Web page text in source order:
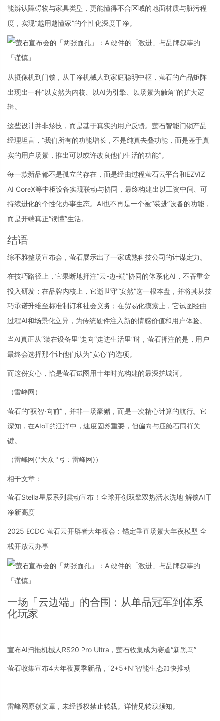
能辨认障碍物与家具类型，更能懂得不合区域的地面材质与脏污程
度，实现“越用越懂家”的个性化深度干净。
从摄像机到门锁，从干净机械人到家庭聪明中枢，萤石的产品矩阵
出现出一种“以安然为内核、以AI为引擎、以场景为触角”的扩大逻
辑。
这些设计并非炫技，而是基于真实的用户反馈。萤石智能门锁产品
经理坦言，“我们所有的功能增长，不是纯真去叠功能，而是基于真
实的用户场景，推出可以或许改良他们生活的功能”。
每一款新品都不是孤立的存在，而是经由过程萤石云平台和EZVIZ
AI CoreX等中枢设备实现联动与协同，最终构建出以工资中间、可
持续进化的个性化办事生态。AI也不再是一个被“装进”设备的功能，
而是开端真正“读懂”生活。
结语
综不雅整场宣布会，萤石展示出了一家成熟科技公司的计谋定力。
在技巧路径上，它果断地押注“云-边-端”协同的体系化AI，不吝重金
投入研发；在品牌内核上，它逝世守“安然”这一根本盘，并将其从技
巧承诺升维至标准制订和社会义务；在贸易化摸索上，它试图经由
过程AI和场景化立异，为传统硬件注入新的情感价值和用户体验。
当AI真正从“装在设备里”走向“走进生活里”时，萤石押注的是，用户
最终会选择那个让他们认为“安心”的选项。
而这份安心，恰是萤石试图用十年时光构建的最深护城河。
（雷峰网）
萤石的“驭智·向前”，并非一场豪赌，而是一次精心计算的航行。它
深知，在AIoT的汪洋中，速度固然重要，但偏向与压舱石同样关
键。
（雷峰网("大众,"号：雷峰网)）
相干文章：
萤石Stella星辰系列震动宣布！全球开创双擎双热活水洗地 解锁AI干
净新高度
2025 ECDC 萤石云开辟者大年夜会：锚定垂直场景大年夜模型 全
栈开放云办事
一场「云边端」的合围：从单品冠军到体系
化玩家
宣布AI扫拖机械人RS20 Pro Ultra，萤石收集成为赛道“新黑马”
萤石收集宣布4大年夜夏季新品，“2+5+N”智能生态加快推动
雷峰网原创文章，未经授权禁止转载。详情见转载须知。